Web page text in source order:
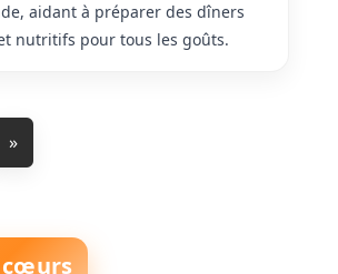
aidant à préparer des dîners
nutritifs pour tous les goûts.
»
cœurs